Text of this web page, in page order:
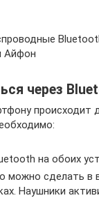
Айфон
через
происходит
на обоих
можно сделать в
Наушники